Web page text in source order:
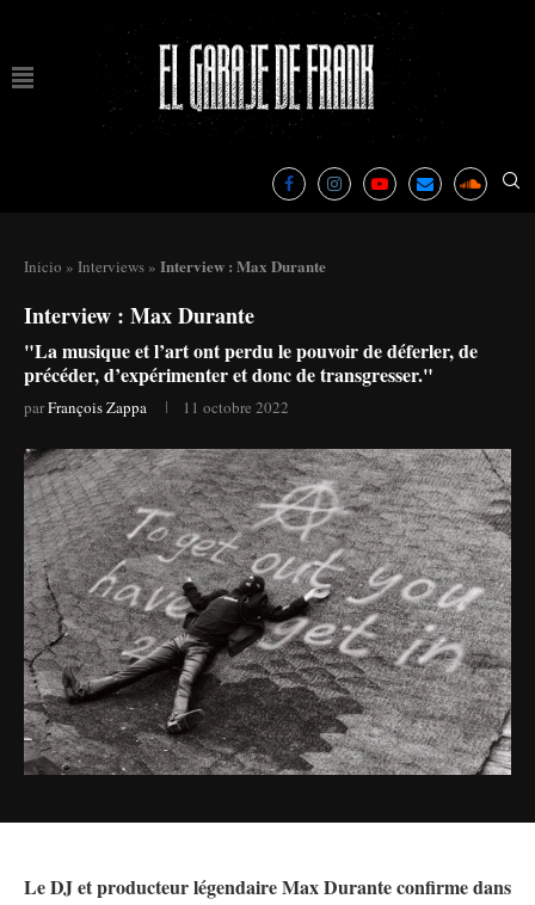
Inicio » Interviews » Interview : Max Durante
Interview : Max Durante
"La musique et l’art ont perdu le pouvoir de déferler, de
précéder, d’expérimenter et donc de transgresser."
parFrançois Zappa 11 octobre 2022
Le DJ et producteur légendaire Max Durante confirme dans